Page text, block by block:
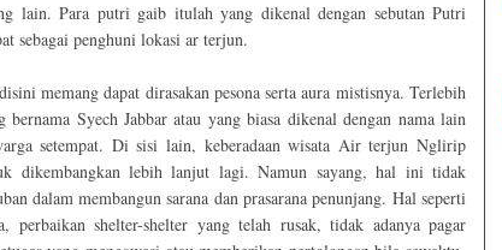
lain. Para putri gaib itulah yang dikenal dengan sebutan Putri
sebagai penghuni lokasi ar terjun.
memang dapat dirasakan pesona serta aura mistisnya. Terlebih
Syech Jabbar atau yang biasa dikenal dengan nama lain
setempat. Di sisi lain, keberadaan wisata Air terjun Nglirip
dikembangkan lebih lanjut lagi. Namun sayang, hal ini tidak
dalam membangun sarana dan prasarana penunjang. Hal seperti
shelter-shelter yang telah rusak, tidak adanya pagar